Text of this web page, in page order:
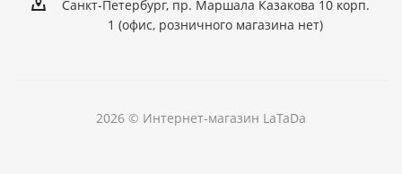
Санкт-Петербург, пр. Маршала Казакова 10 корп.
1 (офис, розничного магазина нет)
2026 © Интернет-магазин LaTaDa